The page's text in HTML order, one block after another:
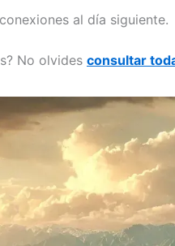
al día siguiente.
No olvides consultar